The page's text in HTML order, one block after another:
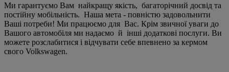
Ми гарантуємо Вам найкращу якість, багаторічний досвід та
постійну мобільність. Наша мета - повністю задовольнити
Ваші потреби! Ми працюємо для Вас. Крім звичної уваги до
Вашого автомобіля ми надаємо й інші додаткові послуги. Ви
можете розслабитися і відчувати себе впевнено за кермом
свого Volkswagen.